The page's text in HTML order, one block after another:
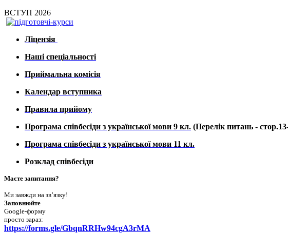
ВСТУП 2026
Ліцензія
Наші спеціальності
Приймальна комісія
Календар вступника
Правила прийому
Програма співбесіди з української мови 9 кл. (Перелік питань -
Програма співбесіди з української мови 11 кл.
Розклад співбесіди
Маєте запитання?
Ми завжди на зв’язку!
Заповнюйте
Google-форму
просто зараз:
https://forms.gle/GbqnRRHw94cgA3rMA